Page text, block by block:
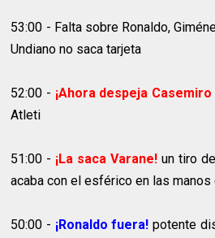
53:00 - Falta sobre Ronaldo,
Undiano no saca tarjeta
52:00 - ¡Ahora despeja
Atleti
51:00 - ¡La saca Varane! un tiro
acaba con el esférico en las manos
50:00 - ¡Ronaldo fuera! potente